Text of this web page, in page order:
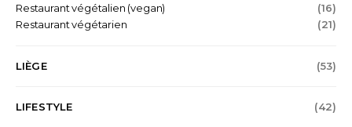
Restaurant végétalien (vegan)
(16)
Restaurant végétarien
(21)
LIÈGE (53)
LIFESTYLE (42)